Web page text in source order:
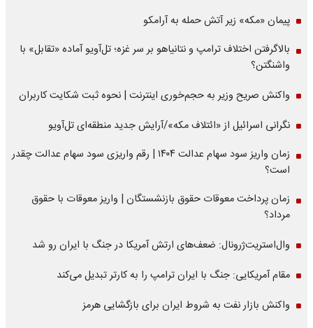
پیمان «مکه» زیر آتش حمله به آرامکو
بالاگرفتن اختلاف ترامپ و نتانیاهو بر سر غزه؛ تل‌آویو آماده «تقابل» با
واشنگتن؟
واکنش صریح وزیر به حجم‌خوری اینترنت | نحوه ثبت شکایت کاربران
نگرانی اسرائیل از «ائتلاف مکه»/آرایش جدید منطقه‌ای تل‌آویو
زمان واریز سود سهام عدالت ۱۴۰۴ | رقم واریزی سود سهام عدالت چقدر
است؟
زمان پرداخت معوقات حقوق بازنشستگان | واریز معوقات با حقوق
مرداد؟
وال‌استریت‌ژرونال: ضعف‌های ارتش آمریکا در جنگ با ایران رو شد
مقام آمریکایی: جنگ با ایران ترامپ را به کارتر تبدیل می‌کند
واکنش بازار نفت به شروط ایران برای بازگشایی هرمز